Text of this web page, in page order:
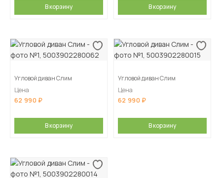
В корзину В корзину
Угловой диван Слим
Цена
62 990
В корзину
Угловой диван Слим
Цена
62 990
В корзину